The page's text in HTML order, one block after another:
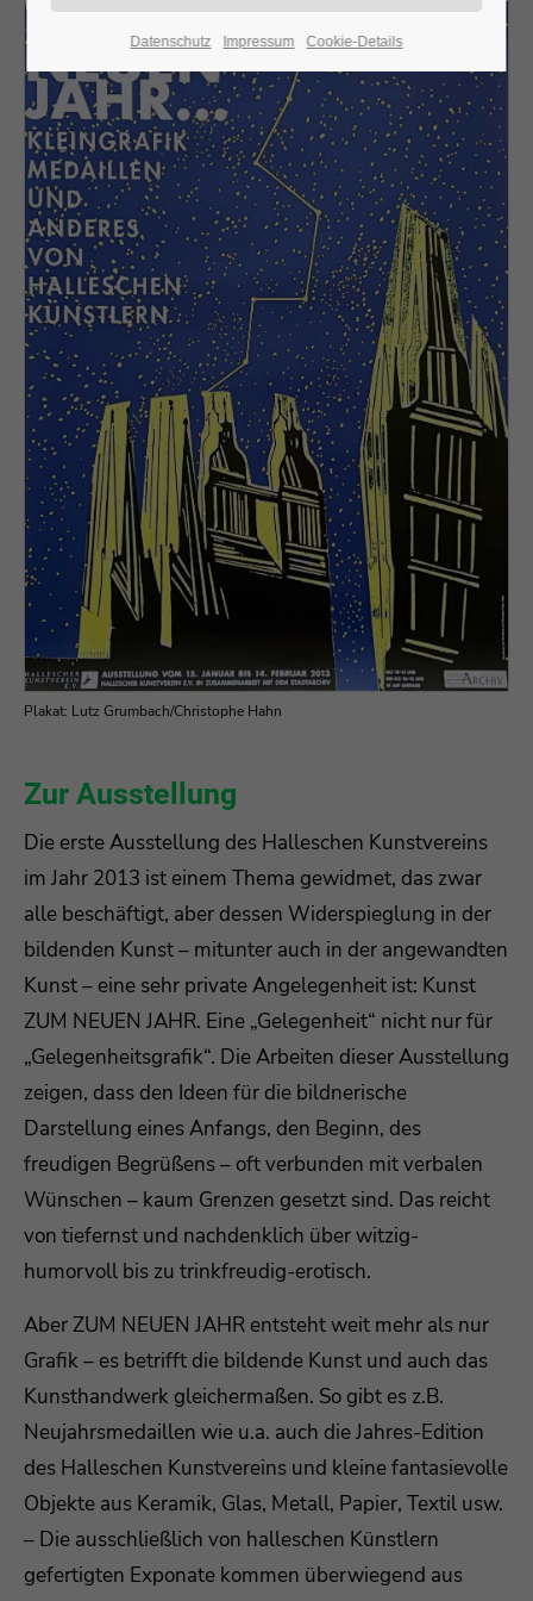
24h/ 365days
We offer support for our customers
Mon - Fri 8:00am - 5:00pm (GMT +1)
Get in touch
Cybersteel Inc.
376-293 City Road, Suite 600
San Francisco, CA 94102
Have any questions?
+44 1234 567 890
Drop us a line
info@yourdomain.com
About us
Lorem ipsum dolor sit amet, consectetuer
Aenean commodo ligula eget dolor. Aenean
massa. Cum sociis natoque penatibus et magnis
dis parturient montes, nascetur ridiculus mus.
Donec quam felis, ultricies nec.
Plakat: Lutz Grumbach/Christophe Hahn
Zur Ausstellung
Die erste Ausstellung des Halleschen Kunstvereins
im Jahr 2013 ist einem Thema gewidmet, das zwar
alle beschäftigt, aber dessen Widerspieglung in der
bildenden Kunst – mitunter auch in der angewandten
Kunst – eine sehr private Angelegenheit ist: Kunst
ZUM NEUEN JAHR. Eine „Gelegenheit“ nicht nur für
„Gelegenheitsgrafik“. Die Arbeiten dieser Ausstellung
zeigen, dass den Ideen für die bildnerische
Darstellung eines Anfangs, den Beginn, des
freudigen Begrüßens – oft verbunden mit verbalen
Wünschen – kaum Grenzen gesetzt sind. Das reicht
von tiefernst und nachdenklich über witzig-
humorvoll bis zu trinkfreudig-erotisch.
Aber ZUM NEUEN JAHR entsteht weit mehr als nur
Grafik – es betrifft die bildende Kunst und auch das
Kunsthandwerk gleichermaßen. So gibt es z.B.
Neujahrsmedaillen wie u.a. auch die Jahres-Edition
des Halleschen Kunstvereins und kleine fantasievolle
Objekte aus Keramik, Glas, Metall, Papier, Textil usw.
– Die ausschließlich von halleschen Künstlern
gefertigten Exponate kommen überwiegend aus
Datenschutz Impressum Cookie-Details